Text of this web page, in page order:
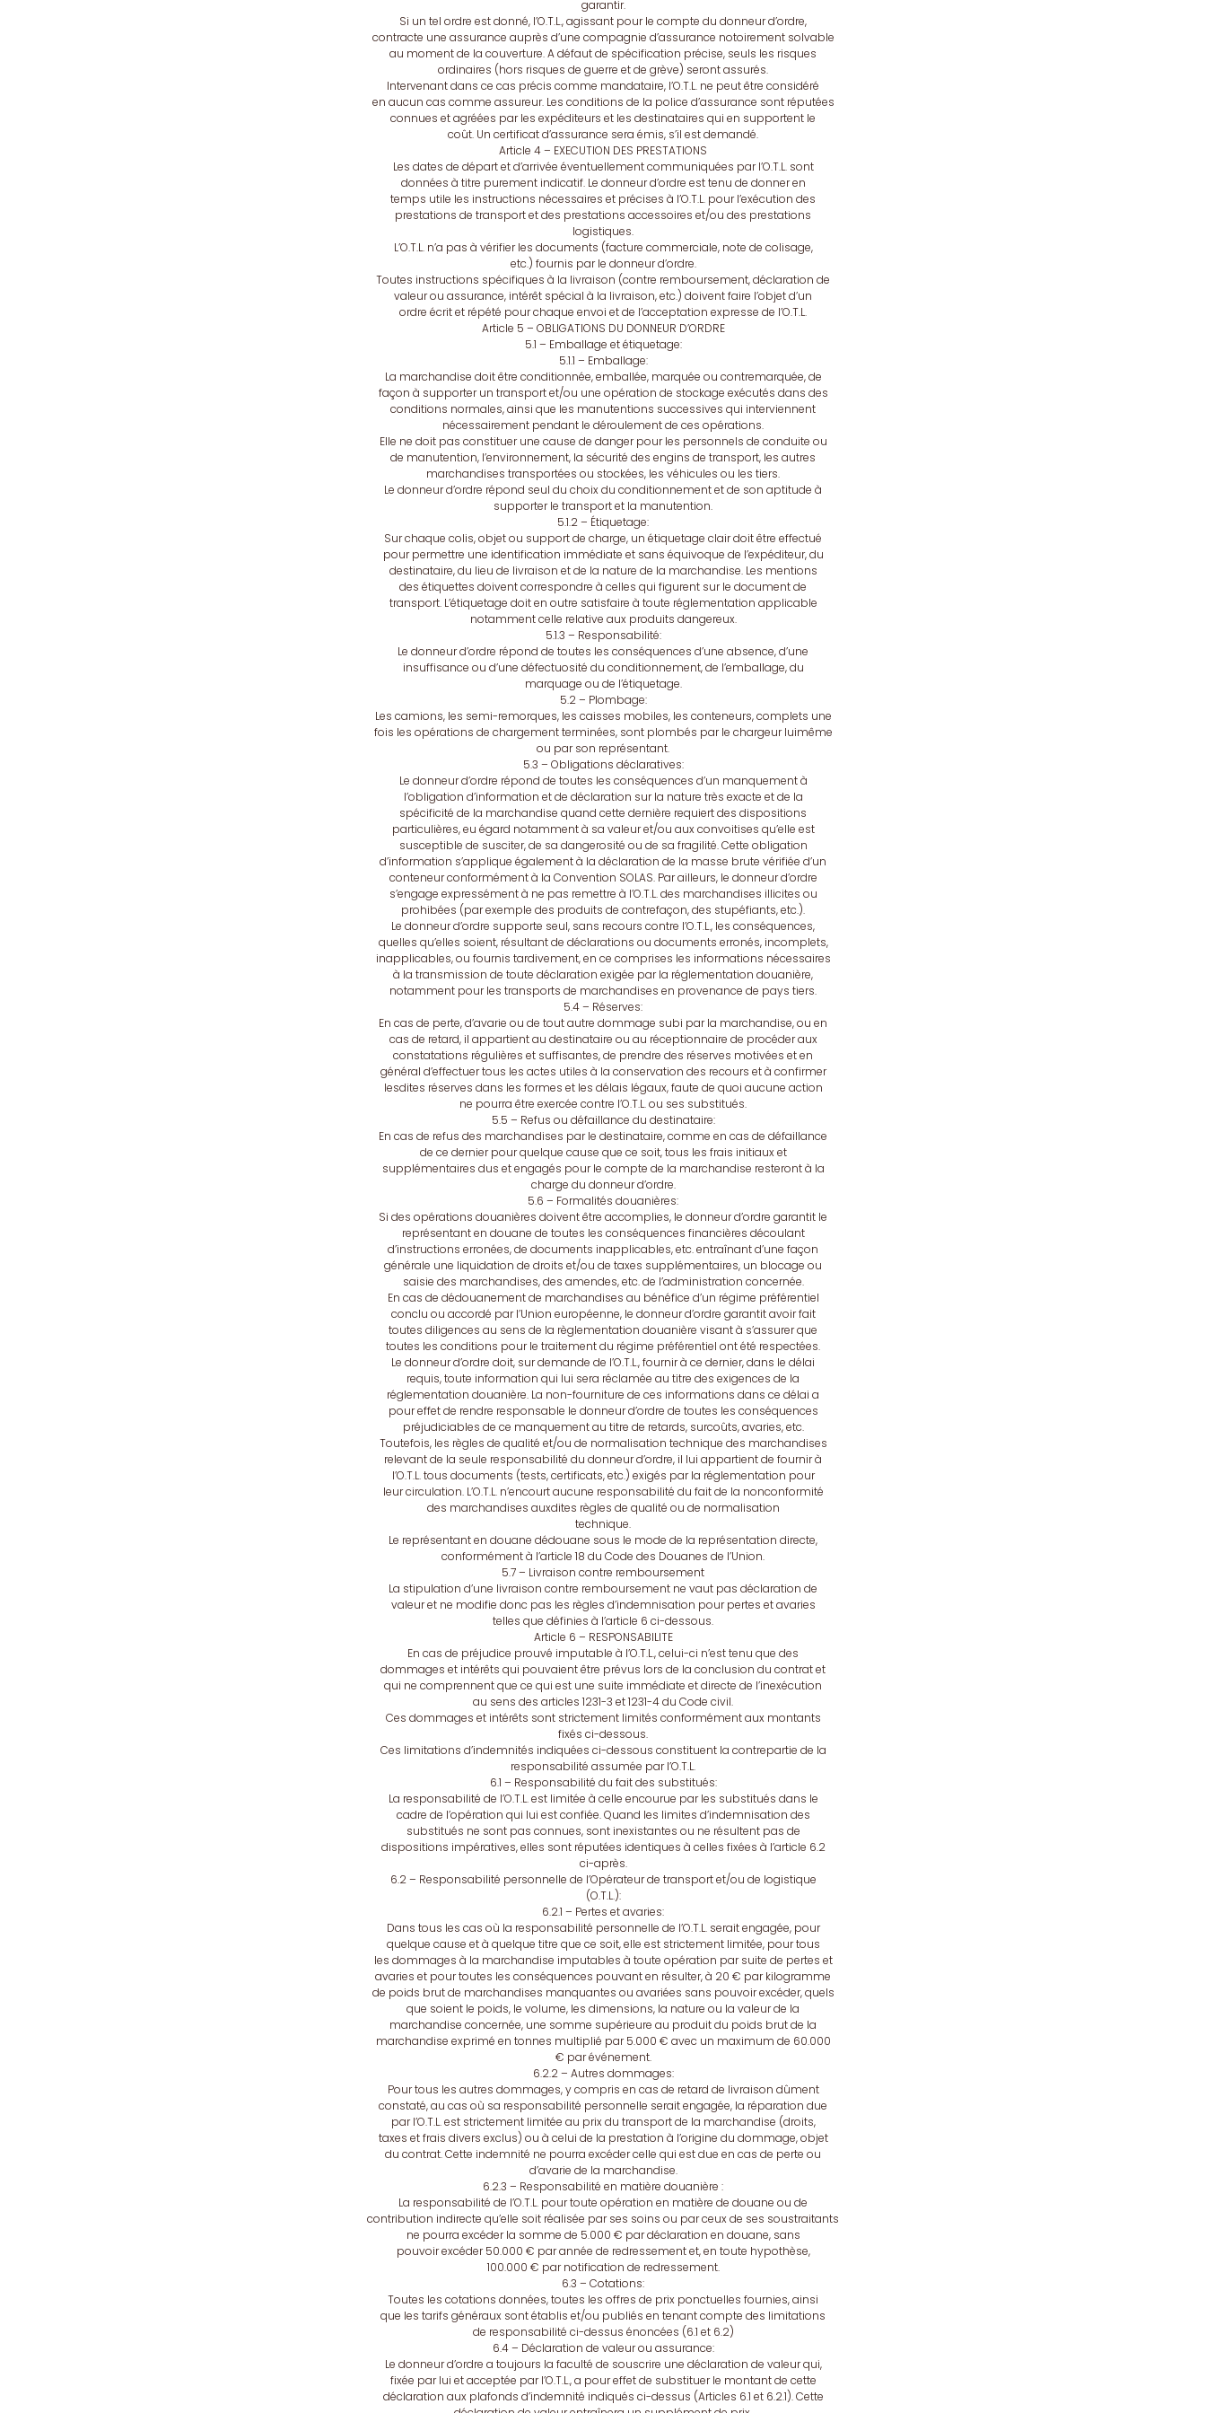
garantir.
Si un tel ordre est donné, l’O.T.L., agissant pour le compte du donneur d’ordre,
contracte une assurance auprès d’une compagnie d’assurance notoirement solvable
au moment de la couverture. A défaut de spécification précise, seuls les risques
ordinaires (hors risques de guerre et de grève) seront assurés.
Intervenant dans ce cas précis comme mandataire, l’O.T.L. ne peut être considéré
en aucun cas comme assureur. Les conditions de la police d’assurance sont réputées
connues et agréées par les expéditeurs et les destinataires qui en supportent le
coût. Un certificat d’assurance sera émis, s’il est demandé.
Article 4 – EXECUTION DES PRESTATIONS
Les dates de départ et d’arrivée éventuellement communiquées par l’O.T.L. sont
données à titre purement indicatif. Le donneur d’ordre est tenu de donner en
temps utile les instructions nécessaires et précises à l’O.T.L. pour l’exécution des
prestations de transport et des prestations accessoires et/ou des prestations
logistiques.
L’O.T.L. n’a pas à vérifier les documents (facture commerciale, note de colisage,
etc.) fournis par le donneur d’ordre.
Toutes instructions spécifiques à la livraison (contre remboursement, déclaration de
valeur ou assurance, intérêt spécial à la livraison, etc.) doivent faire l’objet d’un
ordre écrit et répété pour chaque envoi et de l’acceptation expresse de l’O.T.L.
Article 5 – OBLIGATIONS DU DONNEUR D’ORDRE
5.1 – Emballage et étiquetage:
5.1.1 – Emballage:
La marchandise doit être conditionnée, emballée, marquée ou contremarquée, de
façon à supporter un transport et/ou une opération de stockage exécutés dans des
conditions normales, ainsi que les manutentions successives qui interviennent
nécessairement pendant le déroulement de ces opérations.
Elle ne doit pas constituer une cause de danger pour les personnels de conduite ou
de manutention, l’environnement, la sécurité des engins de transport, les autres
marchandises transportées ou stockées, les véhicules ou les tiers.
Le donneur d’ordre répond seul du choix du conditionnement et de son aptitude à
supporter le transport et la manutention.
5.1.2 – Étiquetage:
Sur chaque colis, objet ou support de charge, un étiquetage clair doit être effectué
pour permettre une identification immédiate et sans équivoque de l’expéditeur, du
destinataire, du lieu de livraison et de la nature de la marchandise. Les mentions
des étiquettes doivent correspondre à celles qui figurent sur le document de
transport. L’étiquetage doit en outre satisfaire à toute réglementation applicable
notamment celle relative aux produits dangereux.
5.1.3 – Responsabilité:
Le donneur d’ordre répond de toutes les conséquences d’une absence, d’une
insuffisance ou d’une défectuosité du conditionnement, de l’emballage, du
marquage ou de l’étiquetage.
5.2 – Plombage:
Les camions, les semi-remorques, les caisses mobiles, les conteneurs, complets une
fois les opérations de chargement terminées, sont plombés par le chargeur luimême
ou par son représentant.
5.3 – Obligations déclaratives:
Le donneur d’ordre répond de toutes les conséquences d’un manquement à
l’obligation d’information et de déclaration sur la nature très exacte et de la
spécificité de la marchandise quand cette dernière requiert des dispositions
particulières, eu égard notamment à sa valeur et/ou aux convoitises qu’elle est
susceptible de susciter, de sa dangerosité ou de sa fragilité. Cette obligation
d’information s’applique également à la déclaration de la masse brute vérifiée d’un
conteneur conformément à la Convention SOLAS. Par ailleurs, le donneur d’ordre
s’engage expressément à ne pas remettre à l’O.T.L. des marchandises illicites ou
prohibées (par exemple des produits de contrefaçon, des stupéfiants, etc.).
Le donneur d’ordre supporte seul, sans recours contre l’O.T.L., les conséquences,
quelles qu’elles soient, résultant de déclarations ou documents erronés, incomplets,
inapplicables, ou fournis tardivement, en ce comprises les informations nécessaires
à la transmission de toute déclaration exigée par la réglementation douanière,
notamment pour les transports de marchandises en provenance de pays tiers.
5.4 – Réserves:
En cas de perte, d’avarie ou de tout autre dommage subi par la marchandise, ou en
cas de retard, il appartient au destinataire ou au réceptionnaire de procéder aux
constatations régulières et suffisantes, de prendre des réserves motivées et en
général d’effectuer tous les actes utiles à la conservation des recours et à confirmer
lesdites réserves dans les formes et les délais légaux, faute de quoi aucune action
ne pourra être exercée contre l’O.T.L. ou ses substitués.
5.5 – Refus ou défaillance du destinataire:
En cas de refus des marchandises par le destinataire, comme en cas de défaillance
de ce dernier pour quelque cause que ce soit, tous les frais initiaux et
supplémentaires dus et engagés pour le compte de la marchandise resteront à la
charge du donneur d’ordre.
5.6 – Formalités douanières:
Si des opérations douanières doivent être accomplies, le donneur d’ordre garantit le
représentant en douane de toutes les conséquences financières découlant
d’instructions erronées, de documents inapplicables, etc. entraînant d’une façon
générale une liquidation de droits et/ou de taxes supplémentaires, un blocage ou
saisie des marchandises, des amendes, etc. de l’administration concernée.
En cas de dédouanement de marchandises au bénéfice d’un régime préférentiel
conclu ou accordé par l’Union européenne, le donneur d’ordre garantit avoir fait
toutes diligences au sens de la règlementation douanière visant à s’assurer que
toutes les conditions pour le traitement du régime préférentiel ont été respectées.
Le donneur d’ordre doit, sur demande de l’O.T.L., fournir à ce dernier, dans le délai
requis, toute information qui lui sera réclamée au titre des exigences de la
réglementation douanière. La non-fourniture de ces informations dans ce délai a
pour effet de rendre responsable le donneur d’ordre de toutes les conséquences
préjudiciables de ce manquement au titre de retards, surcoûts, avaries, etc.
Toutefois, les règles de qualité et/ou de normalisation technique des marchandises
relevant de la seule responsabilité du donneur d’ordre, il lui appartient de fournir à
l’O.T.L. tous documents (tests, certificats, etc.) exigés par la réglementation pour
leur circulation. L’O.T.L. n’encourt aucune responsabilité du fait de la nonconformité
des marchandises auxdites règles de qualité ou de normalisation
technique.
Le représentant en douane dédouane sous le mode de la représentation directe,
conformément à l’article 18 du Code des Douanes de l’Union.
5.7 – Livraison contre remboursement
La stipulation d’une livraison contre remboursement ne vaut pas déclaration de
valeur et ne modifie donc pas les règles d’indemnisation pour pertes et avaries
telles que définies à l’article 6 ci-dessous.
Article 6 – RESPONSABILITE
En cas de préjudice prouvé imputable à l’O.T.L., celui-ci n’est tenu que des
dommages et intérêts qui pouvaient être prévus lors de la conclusion du contrat et
qui ne comprennent que ce qui est une suite immédiate et directe de l’inexécution
au sens des articles 1231-3 et 1231-4 du Code civil.
Ces dommages et intérêts sont strictement limités conformément aux montants
fixés ci-dessous.
Ces limitations d’indemnités indiquées ci-dessous constituent la contrepartie de la
responsabilité assumée par l’O.T.L.
6.1 – Responsabilité du fait des substitués:
La responsabilité de l’O.T.L. est limitée à celle encourue par les substitués dans le
cadre de l’opération qui lui est confiée. Quand les limites d’indemnisation des
substitués ne sont pas connues, sont inexistantes ou ne résultent pas de
dispositions impératives, elles sont réputées identiques à celles fixées à l’article 6.2
ci-après.
6.2 – Responsabilité personnelle de l’Opérateur de transport et/ou de logistique
(O.T.L.):
6.2.1 – Pertes et avaries:
Dans tous les cas où la responsabilité personnelle de l’O.T.L. serait engagée, pour
quelque cause et à quelque titre que ce soit, elle est strictement limitée, pour tous
les dommages à la marchandise imputables à toute opération par suite de pertes et
avaries et pour toutes les conséquences pouvant en résulter, à 20 € par kilogramme
de poids brut de marchandises manquantes ou avariées sans pouvoir excéder, quels
que soient le poids, le volume, les dimensions, la nature ou la valeur de la
marchandise concernée, une somme supérieure au produit du poids brut de la
marchandise exprimé en tonnes multiplié par 5.000 € avec un maximum de 60.000
€ par événement.
6.2.2 – Autres dommages:
Pour tous les autres dommages, y compris en cas de retard de livraison dûment
constaté, au cas où sa responsabilité personnelle serait engagée, la réparation due
par l’O.T.L. est strictement limitée au prix du transport de la marchandise (droits,
taxes et frais divers exclus) ou à celui de la prestation à l’origine du dommage, objet
du contrat. Cette indemnité ne pourra excéder celle qui est due en cas de perte ou
d’avarie de la marchandise.
6.2.3 – Responsabilité en matière douanière :
La responsabilité de l’O.T.L. pour toute opération en matière de douane ou de
contribution indirecte qu’elle soit réalisée par ses soins ou par ceux de ses soustraitants
ne pourra excéder la somme de 5.000 € par déclaration en douane, sans
pouvoir excéder 50.000 € par année de redressement et, en toute hypothèse,
100.000 € par notification de redressement.
6.3 – Cotations:
Toutes les cotations données, toutes les offres de prix ponctuelles fournies, ainsi
que les tarifs généraux sont établis et/ou publiés en tenant compte des limitations
de responsabilité ci-dessus énoncées (6.1 et 6.2)
6.4 – Déclaration de valeur ou assurance:
Le donneur d’ordre a toujours la faculté de souscrire une déclaration de valeur qui,
fixée par lui et acceptée par l’O.T.L., a pour effet de substituer le montant de cette
déclaration aux plafonds d’indemnité indiqués ci-dessus (Articles 6.1 et 6.2.1). Cette